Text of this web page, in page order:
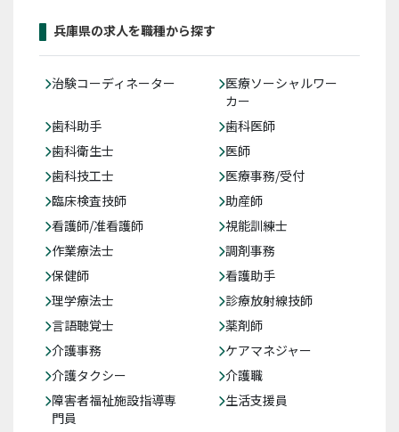
兵庫県の求人を職種から探す
治験コーディネーター
医療ソーシャルワー
カー
歯科助手
歯科医師
歯科衛生士
医師
歯科技工士
医療事務/受付
臨床検査技師
助産師
看護師/准看護師
視能訓練士
作業療法士
調剤事務
保健師
看護助手
理学療法士
診療放射線技師
言語聴覚士
薬剤師
介護事務
ケアマネジャー
介護タクシー
介護職
障害者福祉施設指導専
門員
生活支援員